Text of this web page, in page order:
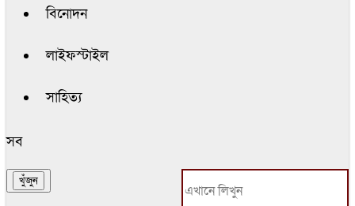
বিনোদন
লাইফস্টাইল
সাহিত্য
সব